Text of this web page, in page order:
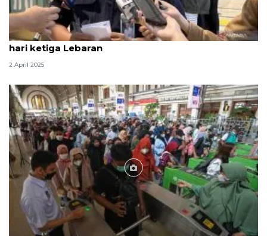
KAI Daop 1: 41.040 penumpang tiba di Jakarta di
hari ketiga Lebaran
2 April 2025